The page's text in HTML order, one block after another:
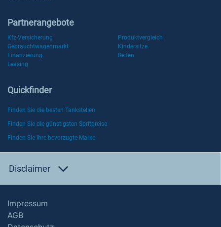
Partnerangebote
Kfz-Versicherung
Produktvergleich
Gebrauchtwagenmarkt
Kindersitze
Finanzierung
Reifen
Leasing
Quickfinder
Finden Sie die besten Tankstellen
Finden Sie die günstigsten Spritpreise
Finden Sie Ihre bevorzugte Marke
Disclaimer
Impressum
AGB